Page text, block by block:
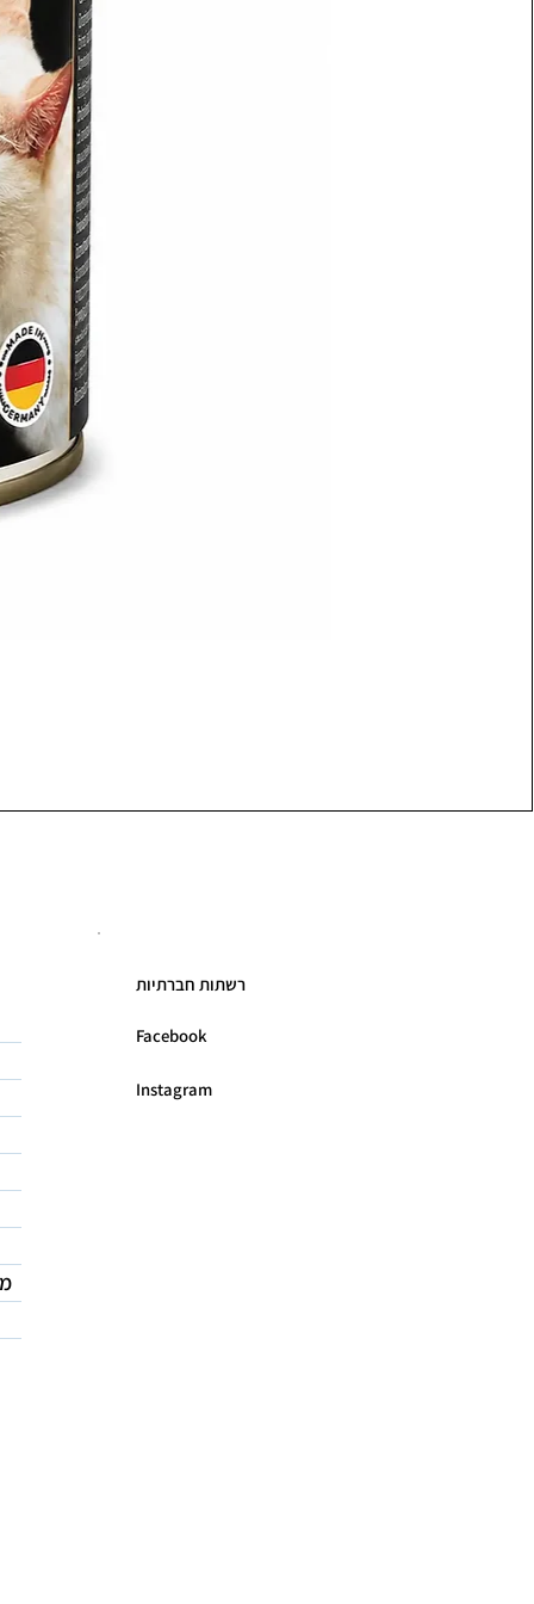
רשתות חברתיות
Facebook
Instagram